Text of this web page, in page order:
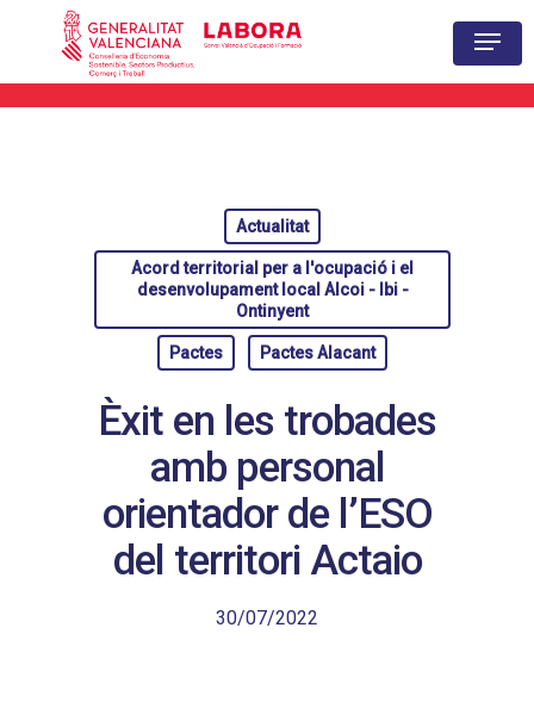
Actualitat
Acord territorial per a l'ocupació i el
desenvolupament local Alcoi - Ibi -
Ontinyent
Pactes Pactes Alacant
Èxit en les trobades
amb personal
orientador de l’ESO
del territori Actaio
30/07/2022